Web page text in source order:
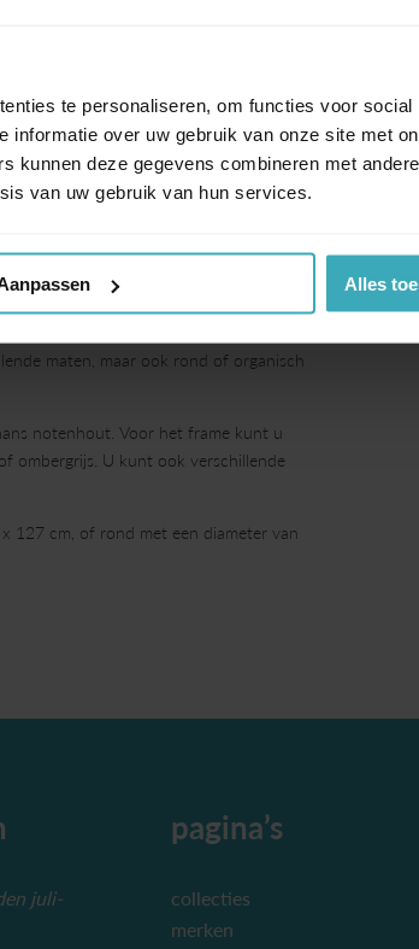
te personaliseren, om functies voor social
informatie over uw gebruik van onze site met
kunnen deze gegevens combineren met
van uw gebruik van hun services.
Alles
helemaal naar uw eigen smaak
maten, maar ook rond of organisch
notenhout. Voor het frame kunt u
ombergrijs. U kunt ook verschillende
127 cm, of rond met een diameter van
juli-
pagina’s
collecties
merken